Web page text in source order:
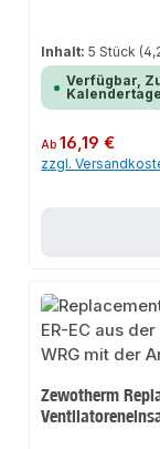
Inhalt:5 Stück
Verfügbar,
Regulärer Preis:
Ab16,19 €
zzgl.
Zewotherm